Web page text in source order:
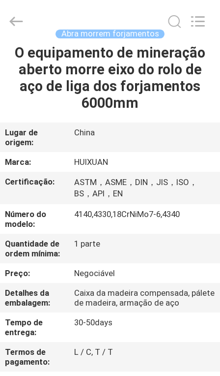
CASA
PRODUTOS
SOBRE
NÓS
DA
FÁBRICA
CONTROLE
DA
QUALIDADE
MAPA
SITE
ENERGY
Reserved.
Abra morrem forjamentos
O equipamento de mineração
aberto morre eixo do rolo de
aço de liga dos forjamentos
6000mm
Lugar de
origem:
China
Marca:
HUIXUAN
Certificação:
ASTM，ASME，DIN，JIS，ISO，
BS，API，EN
Número do
modelo:
4140,4330,18CrNiMo7-6,4340
Quantidade de
ordem mínima:
1 parte
Preço:
Negociável
Detalhes da
embalagem:
Caixa da madeira compensada, pálete
de madeira, armação de aço
Tempo de
entrega:
30-50days
Termos de
pagamento:
L / C, T / T